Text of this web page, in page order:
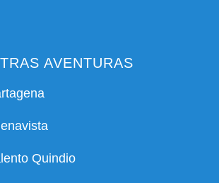
AVENTURAS
Quindio